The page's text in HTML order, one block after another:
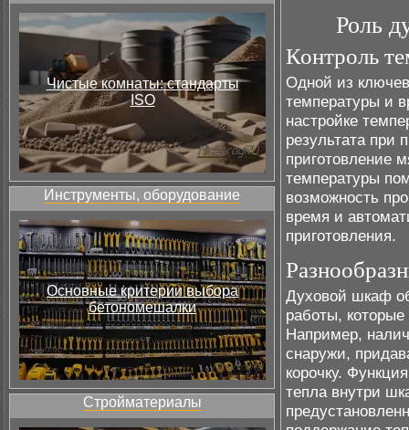
Чистые комнаты: стандарты
ISO
Инструменты, оборудование
Основные критерии выбора
бетономешалки
Стройматериалы
Роль
Контроль
Одной из
температуры и
настройке
результата при
приготовление
температуры
возможность
время и
приготовления.
Духовой шкаф
работы,
Например,
снаружи,
корочку.
тепла внутри